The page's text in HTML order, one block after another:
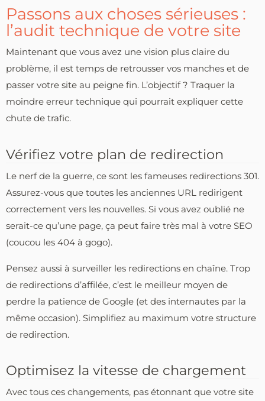
Passons aux choses sérieuses :
l’audit technique de votre site
Maintenant que vous avez une vision plus claire du
problème, il est temps de retrousser vos manches et de
passer votre site au peigne fin. L’objectif ? Traquer la
moindre erreur technique qui pourrait expliquer cette
chute de trafic.
Vérifiez votre plan de redirection
Le nerf de la guerre, ce sont les fameuses redirections 301.
Assurez-vous que toutes les anciennes URL redirigent
correctement vers les nouvelles. Si vous avez oublié ne
serait-ce qu’une page, ça peut faire très mal à votre SEO
(coucou les 404 à gogo).
Pensez aussi à surveiller les redirections en chaîne. Trop
de redirections d’affilée, c’est le meilleur moyen de
perdre la patience de Google (et des internautes par la
même occasion). Simplifiez au maximum votre structure
de redirection.
Optimisez la vitesse de chargement
Avec tous ces changements, pas étonnant que votre site